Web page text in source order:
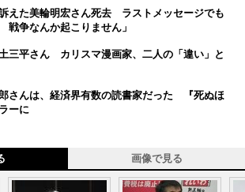
えた美輪明宏さん死去 ラストメッセージでも
争なんか起こりません」
三平さん カリスマ漫画家、二人の「違い」と
さんは、経済界有数の読書家だった 『死ぬほ
ーに
画像で見る